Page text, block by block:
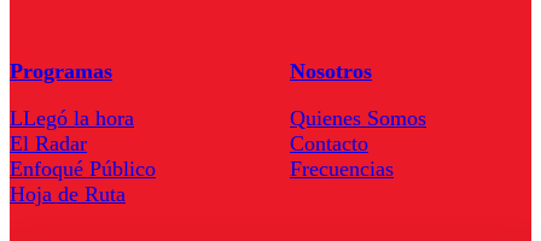
Programas
LLegó la hora
El Radar
Enfoqué Público
Hoja de Ruta
Nosotros
Quienes Somos
Contacto
Frecuencias